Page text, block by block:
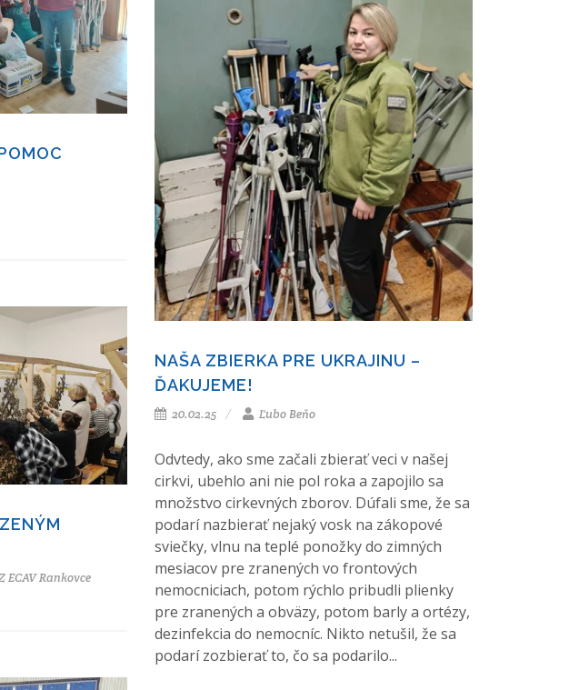
NAŠA ZBIERKA PRE UKRAJINU –
ĎAKUJEME!
20.02.25 Ľubo Beňo
Odvtedy, ako sme začali zbierať veci v našej
cirkvi, ubehlo ani nie pol roka a zapojilo sa
množstvo cirkevných zborov. Dúfali sme, že sa
podarí nazbierať nejaký vosk na zákopové
sviečky, vlnu na teplé ponožky do zimných
mesiacov pre zranených vo frontových
nemocniciach, potom rýchlo pribudli plienky
pre zranených a obväzy, potom barly a ortézy,
dezinfekcia do nemocníc. Nikto netušil, že sa
podarí zozbierať to, čo sa podarilo...
ECAV Rankovce